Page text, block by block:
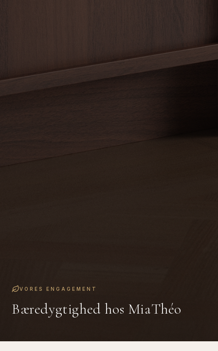
VORES ENGAGEMENT
Bæredygtighed hos MiaThéo